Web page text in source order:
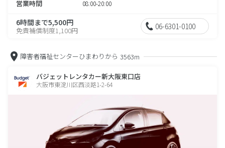
営業時間 08:00-20:00
6時間まで5,500円
免責補償制度1,100円 06-6301-0100
障害者福祉センターひまわりから 3563m
バジェットレンタカー新大阪東口店
大阪市東淀川区西淡路1-2-64